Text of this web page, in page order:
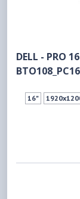
DELL - PRO
16"